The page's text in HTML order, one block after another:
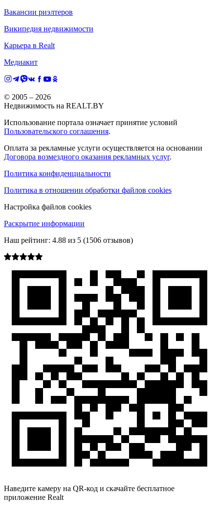
Вакансии риэлтеров
Википедия недвижимости
Карьера в Realt
Медиакит
© 2005 – 2026
Недвижимость на REALT.BY
Использование портала означает принятие условий
Пользовательского соглашения.
Оплата за рекламные услуги осуществляется на основании
Договора возмездного оказания рекламных услуг.
Политика конфиденциальности
Политика в отношении обработки файлов cookies
Настройка файлов cookies
Раскрытие информации
Наш рейтинг: 4.88 из 5 (1506 отзывов)
Наведите камеру на QR-код и скачайте бесплатное
приложение Realt